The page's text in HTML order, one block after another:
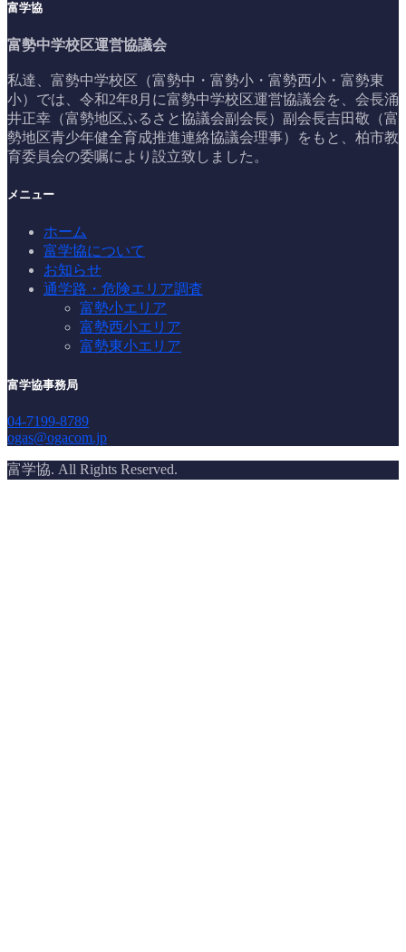
富学協
富勢中学校区運営協議会
私達、富勢中学校区（富勢中・富勢小・富勢西小・富勢東
小）では、令和2年8月に富勢中学校区運営協議会を、会長涌
井正幸（富勢地区ふるさと協議会副会長）副会長吉田敬（富
勢地区青少年健全育成推進連絡協議会理事）をもと、柏市教
育委員会の委嘱により設立致しました。
メニュー
ホーム
富学協について
お知らせ
通学路・危険エリア調査
富勢小エリア
富勢西小エリア
富勢東小エリア
富学協事務局
04-7199-8789
ogas@ogacom.jp
富学協. All Rights Reserved.